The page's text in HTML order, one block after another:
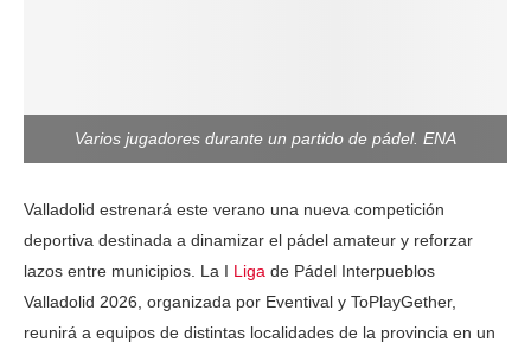
Varios jugadores durante un partido de pádel. ENA
Valladolid estrenará este verano una nueva competición
deportiva destinada a dinamizar el pádel amateur y reforzar
lazos entre municipios. La I Liga de Pádel Interpueblos
Valladolid 2026, organizada por Eventival y ToPlayGether,
reunirá a equipos de distintas localidades de la provincia en un